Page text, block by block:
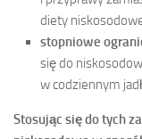
diety
stopniowe
się do
w codziennym
Stosując się do tych